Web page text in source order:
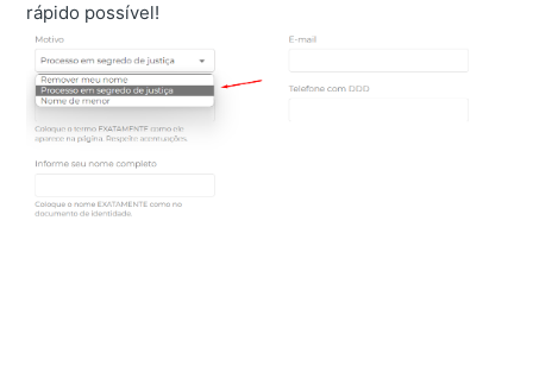
rápido possível!